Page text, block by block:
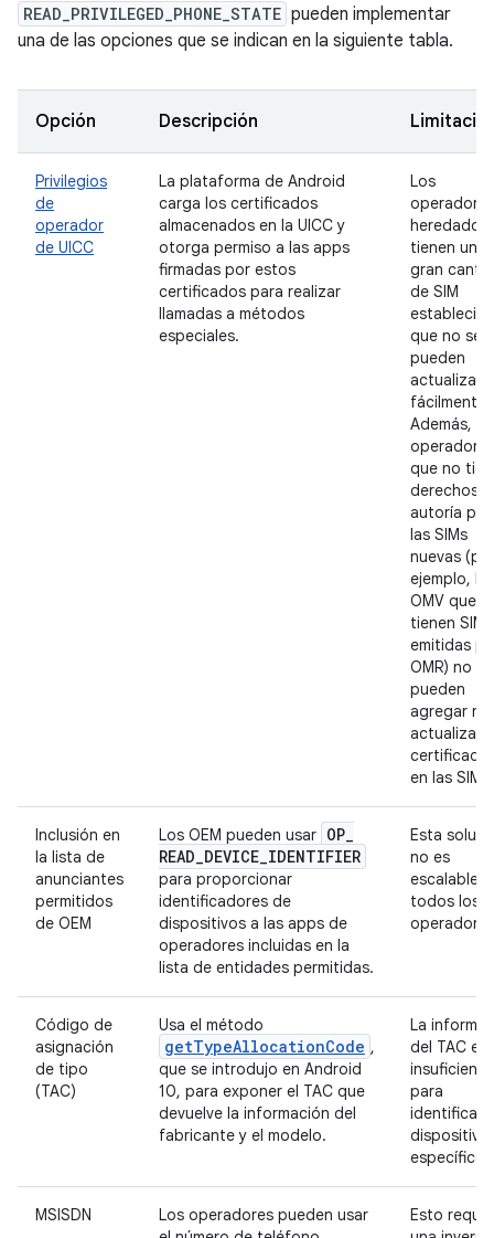
READ_PRIVILEGED_PHONE_STATE pueden implementar
una de las opciones que se indican en la siguiente tabla.
Opción Descripción
Privilegios
de
operador
de UICC
La plataforma de Android
carga los certificados
almacenados en la UICC y
otorga permiso a las apps
firmadas por estos
certificados para realizar
llamadas a métodos
especiales.
Los
operadores
heredados
tienen una
gran
de SIM
que no se
pueden
actualizar
fácilmente.
Además,
operadores
que no
derechos
autoría
las SIMs
nuevas
ejemplo,
OMV que
tienen SIMs
emitidas
OMR) no
pueden
agregar ni
actualizar
en las SIMs.
Inclusión en
la lista de
anunciantes
permitidos
de OEM
Los OEM pueden usar OP_
READ_DEVICE_IDENTIFIER
para proporcionar
identificadores de
dispositivos a las apps de
operadores incluidas en la
lista de entidades permitidas.
Esta
no es
escalable
todos los
Código de
asignación
de tipo
(TAC)
Usa el método
getTypeAllocationCode ,
que se introdujo en Android
10, para exponer el TAC que
devuelve la información del
fabricante y el modelo.
La
del TAC es
insuficiente
para
identificar
dispositivo
específico.
MSISDN
Los operadores pueden usar
Esto